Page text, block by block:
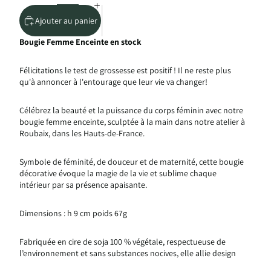
Ajouter au panier
Bougie Femme Enceinte en stock
Félicitations le test de grossesse est positif ! Il ne reste plus
qu'à annoncer à l'entourage que leur vie va changer!
Célébrez la beauté et la puissance du corps féminin avec notre
bougie femme enceinte, sculptée à la main dans notre atelier à
Roubaix, dans les Hauts-de-France.
Symbole de féminité, de douceur et de maternité, cette bougie
décorative évoque la magie de la vie et sublime chaque
intérieur par sa présence apaisante.
Dimensions : h 9 cm poids 67g
Fabriquée en cire de soja 100 % végétale, respectueuse de
l’environnement et sans substances nocives, elle allie design